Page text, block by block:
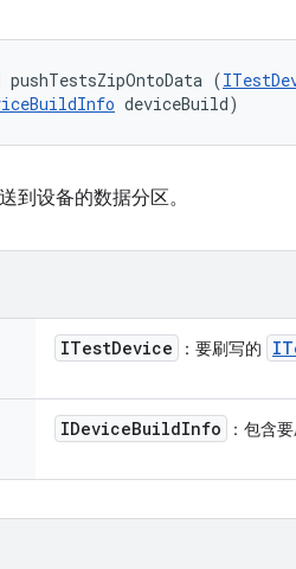
(
deviceBuild)
到设备的数据分区。
ITestDevice ：要刷写的
IDeviceBuildInfo ：包含